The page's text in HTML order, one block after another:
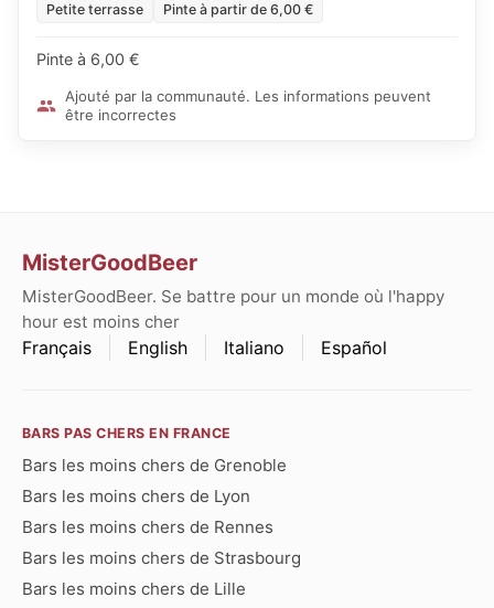
Petite terrasse Pinte à partir de 6,00 €
Pinte à 6,00 €
Ajouté par la communauté. Les informations peuvent
être incorrectes
MisterGoodBeer
MisterGoodBeer. Se battre pour un monde où l'happy
hour est moins cher
Français English Italiano Español
BARS PAS CHERS EN FRANCE
Bars les moins chers de Grenoble
Bars les moins chers de Lyon
Bars les moins chers de Rennes
Bars les moins chers de Strasbourg
Bars les moins chers de Lille